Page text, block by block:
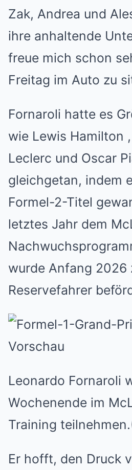
Zak, Andrea und
ihre anhaltende
freue mich schon
Freitag im Auto zu
Fornaroli hatte es
wie Lewis Hamilton
Leclerc und Oscar
gleichgetan, indem
Formel-2-Titel
letztes Jahr dem
wurde Anfang 2026
Reservefahrer
Leonardo Fornaroli
Wochenende im
Training teilnehmen.
Er hofft, den Druck